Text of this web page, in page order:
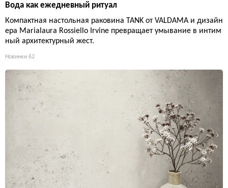
Вода как ежедневный ритуал
Компактная настольная раковина TANK от VALDAMA и дизайн
ера Marialaura Rossiello Irvine превращает умывание в интим
ный архитектурный жест.
Новинки 62